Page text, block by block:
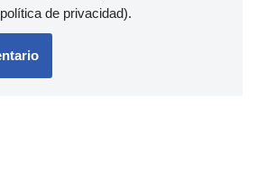
política de privacidad).